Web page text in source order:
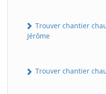
Trouver chantier
Jérôme
Trouver chantier